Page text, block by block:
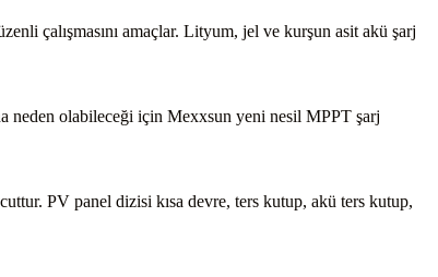
çalışmasını amaçlar. Lityum, jel ve kurşun asit akü şarj
neden olabileceği için Mexxsun yeni nesil MPPT şarj
PV panel dizisi kısa devre, ters kutup, akü ters kutup,